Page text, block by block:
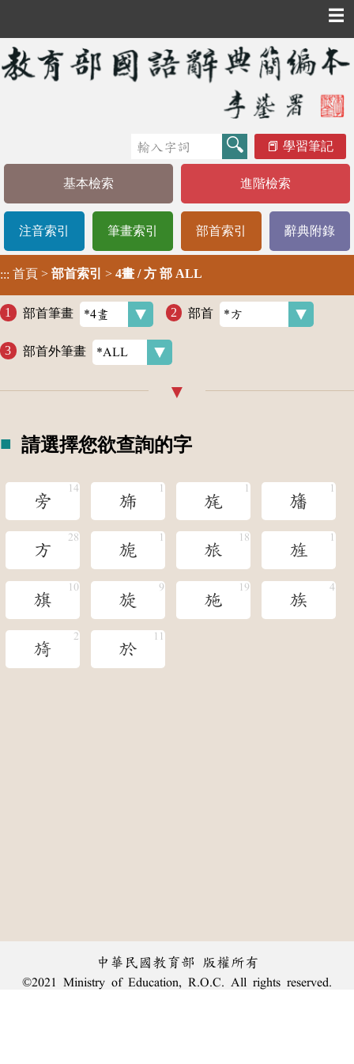
☰
學習筆記
基本檢索 進階檢索
注音索引 筆畫索引 部首索引 辭典附錄
::: 首頁 > 部首索引 > 4畫 / 方 部 ALL
部首筆畫 部首
部首外筆畫
請選擇您欲查詢的字
旁 旆 旄 旛
方 旎 旅 旌
旗 旋 施 族
旖 於
中華民國教育部 版權所有
©2021 Ministry of Education, R.O.C. All rights reserved.